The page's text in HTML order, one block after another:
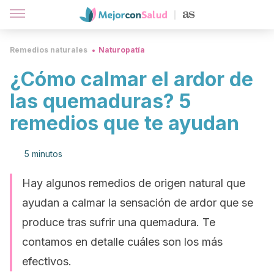
Remedios naturales Naturopatía
¿Cómo calmar el ardor de
las quemaduras? 5
remedios que te ayudan
5 minutos
Hay algunos remedios de origen natural que
ayudan a calmar la sensación de ardor que se
produce tras sufrir una quemadura. Te
contamos en detalle cuáles son los más
efectivos.